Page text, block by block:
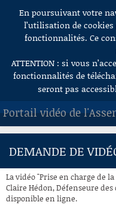
Aller au contenu
En poursuivant votre
l’utilisation de
fonctionnalités. Ce
ATTENTION : si vous
fonctionnalités de
seront pas
Portail vidéo de
ACCUEIL
À LA DEMANDE
DEMANDE DE
La vidéo "Prise en charge de
Claire Hédon, Défenseure
disponible en ligne.